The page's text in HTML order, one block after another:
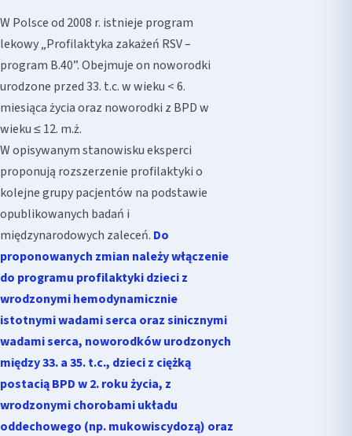
W Polsce od 2008 r. istnieje program
lekowy „Profilaktyka zakażeń RSV –
program B.40”. Obejmuje on noworodki
urodzone przed 33. t.c. w wieku < 6.
miesiąca życia oraz noworodki z BPD w
wieku ≤ 12. m.ż.
W opisywanym stanowisku eksperci
proponują rozszerzenie profilaktyki o
kolejne grupy pacjentów na podstawie
opublikowanych badań i
międzynarodowych zaleceń. Do
proponowanych zmian należy włączenie
do programu profilaktyki dzieci z
wrodzonymi hemodynamicznie
istotnymi wadami serca oraz sinicznymi
wadami serca, noworodków urodzonych
między 33. a 35. t.c., dzieci z ciężką
postacią BPD w 2. roku życia, z
wrodzonymi chorobami układu
oddechowego (np. mukowiscydozą) oraz